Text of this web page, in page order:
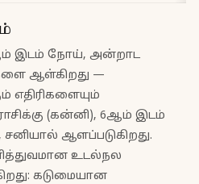
இடம் நோய், அன்றாட
ஆள்கிறது —
எதிரிகளையும்
(கன்னி), 6ஆம் இடம்
சனியால் ஆளப்படுகிறது.
உடல்நல
கடுமையான